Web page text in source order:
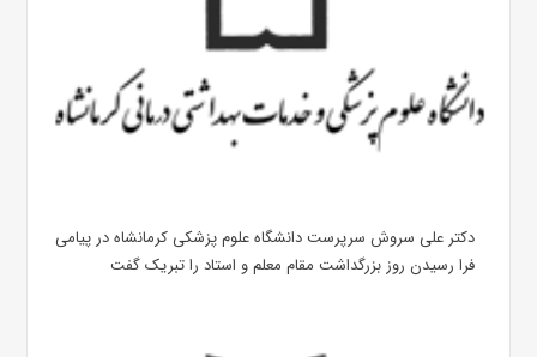
دکتر علی سروش سرپرست دانشگاه علوم پزشکی کرمانشاه در پیامی
فرا رسیدن روز بزرگداشت مقام معلم و استاد را تبریک گفت